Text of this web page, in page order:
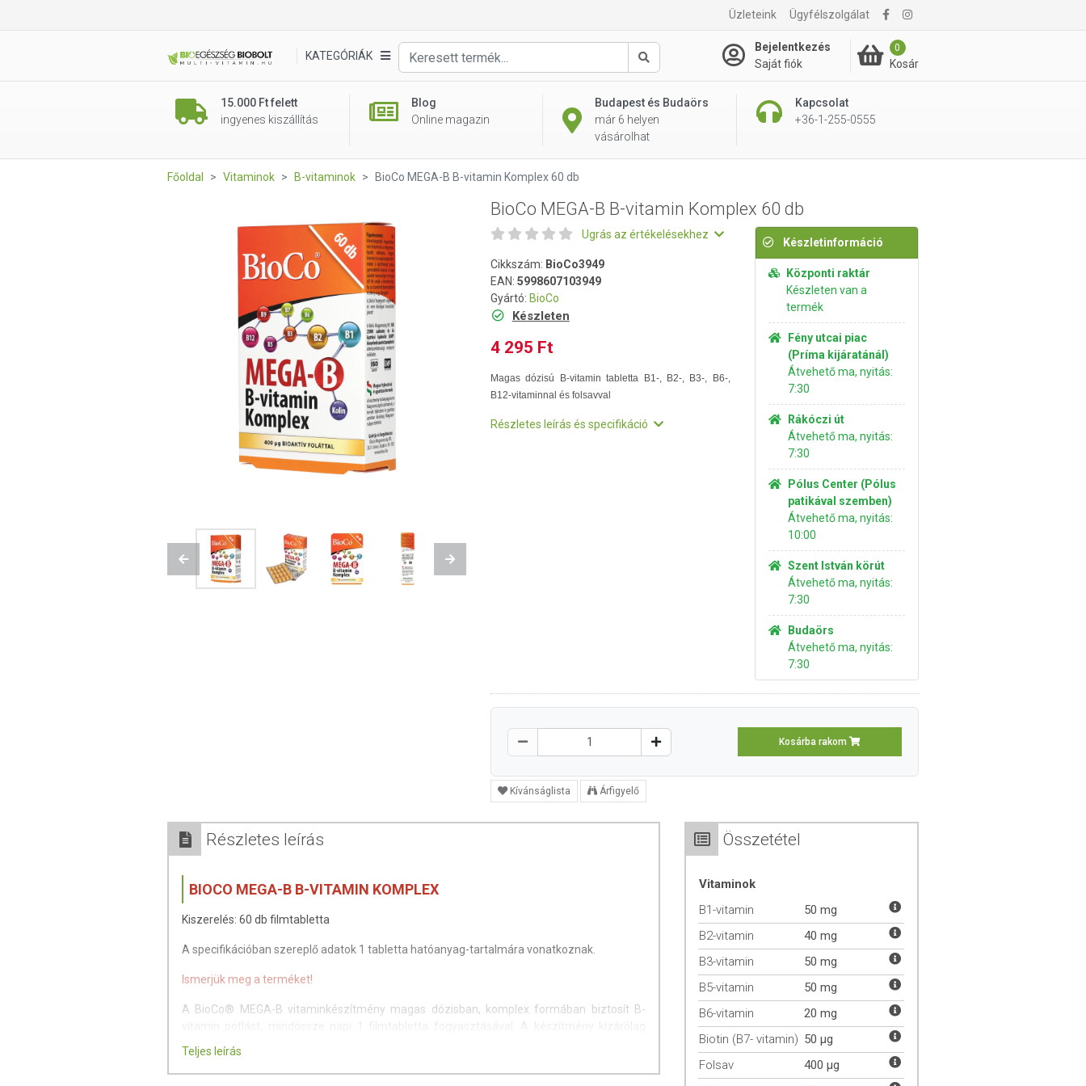
Üzleteink Ügyfélszolgálat
KATEGÓRIÁK
Keresés
Bejelentkezés
Saját fiók
0
Kosár
15.000 Ft felett
ingyenes kiszállítás
Blog
Online magazin
Budapest és Budaörs
már 6 helyen
vásárolhat
Kapcsolat
+36-1-255-0555
4 295 Ft Kosárba rakom
Főoldal Vitaminok B-vitaminok BioCo MEGA-B B-vitamin Komplex 60 db
Previous Next
BioCo MEGA-B B-vitamin Komplex 60 db
Ugrás az értékelésekhez
Cikkszám: BioCo3949
EAN: 5998607103949
Gyártó: BioCo
Készleten
4 295 Ft
Magas dózisú B-vitamin tabletta B1-, B2-, B3-, B6-,
B12-vitaminnal és folsavval
Részletes leírás és specifikáció
Készletinformáció
Központi raktár
Készleten van a
termék
Fény utcai piac
(Príma kijáratánál)
Átvehető ma, nyitás:
7:30
Rákóczi út
Átvehető ma, nyitás:
7:30
Pólus Center (Pólus
patikával szemben)
Átvehető ma, nyitás:
10:00
Szent István körút
Átvehető ma, nyitás:
7:30
Budaörs
Átvehető ma, nyitás:
7:30
Kosárba rakom
Kívánságlista Árfigyelő
Részletes leírás
BIOCO MEGA-B B-VITAMIN KOMPLEX
Kiszerelés: 60 db filmtabletta
A specifikációban szereplő adatok 1 tabletta hatóanyag-tartalmára vonatkoznak.
Ismerjük meg a terméket!
A BioCo® MEGA-B vitaminkészítmény magas dózisban, komplex formában biztosít B-
Teljes leírás
Összetétel
Vitaminok
B1-vitamin
50 mg
B2-vitamin
40 mg
B3-vitamin
50 mg
B5-vitamin
50 mg
B6-vitamin
20 mg
Biotin (B7- vitamin) 50 µg
Folsav
400 µg